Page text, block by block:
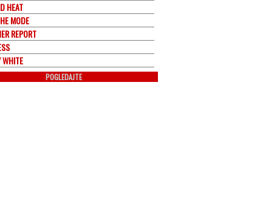
HEAT
MODE
REPORT
WHITE
POGLEDAJTE